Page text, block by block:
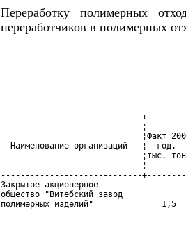
Переработку полимерных
переработчиков в полимерных
-----------------------------
¦
¦Факт
Наименование организаций   ¦  год,
¦тыс.
¦
-----------------------------
Закрытое акционерное
общество "Витебский завод